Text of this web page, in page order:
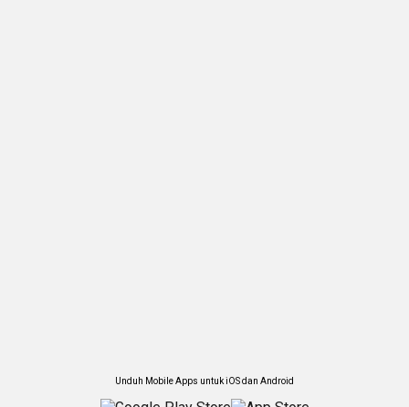
Unduh Mobile Apps untuk iOS dan Android